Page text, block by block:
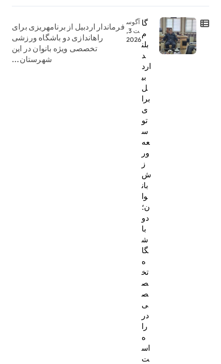
گا
م
بلن
د
ارد
بی
ل
برا
ی
تو
س
عه
ور
ز
ش
بان
وا
ن؛
دو
با
ش
گا
ه
تخ
ص
ص
ی
در
را
ه
اس
ت
آگوس
ت 3,
2026
فرماندار اردبیل از برنامهریزی برای
راهاندازی دو باشگاه ورزشی
تخصصی ویژه بانوان در این
شهرستان...